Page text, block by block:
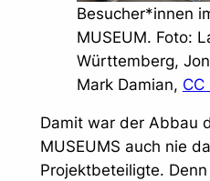
Besucher*innen
MUSEUM. Foto:
Württemberg,
Mark Damian, CC
Damit war der Abbau
MUSEUMS auch nie
Projektbeteiligte.